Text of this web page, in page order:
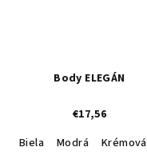
Body ELEGÁN
€17,56
Biela
Modrá Krémová